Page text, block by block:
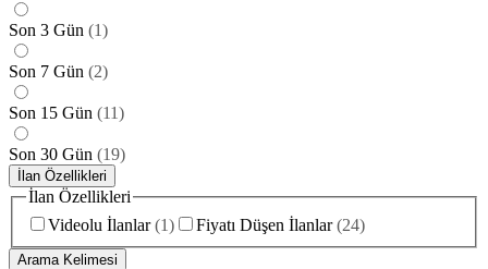
Son 3 Gün (1)
Son 7 Gün (2)
Son 15 Gün (11)
Son 30 Gün (19)
İlan Özellikleri
İlan Özellikleri
Videolu İlanlar (1) Fiyatı Düşen İlanlar (24)
Arama Kelimesi